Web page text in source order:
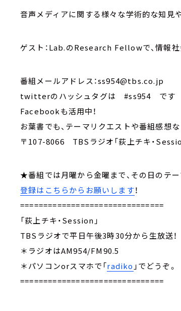
音声メディアに関する様々な学術的な知見
ゲスト：Lab.のResearch Fellowで、情報
番組メールアドレス：
twitterのハッシュタグは #ss954
Facebookも活用中！
お葉書でも、テーマリクエストや番組感想
〒107-8066 TBSラジオ「荻上チキ・
★番組では月曜から金曜まで、その日
登録はこちらからお願いします
「荻上チキ・Session」
TBSラジオで平日午後3時30分から
＊ラジオはAM954/FM90.5
＊パソコンorスマホで「radiko 」でど
===============================